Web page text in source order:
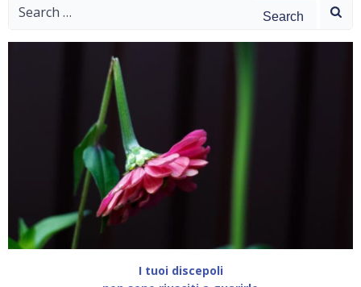
Search
I tuoi discepoli